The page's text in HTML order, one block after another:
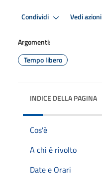
Condividi Vedi azioni
Argomenti:
Tempo libero
INDICE DELLA PAGINA
Cos'è
A chi è rivolto
Date e Orari